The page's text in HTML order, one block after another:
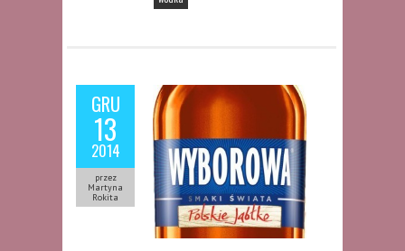
GRU
13
2014
przez
Martyna
Rokita